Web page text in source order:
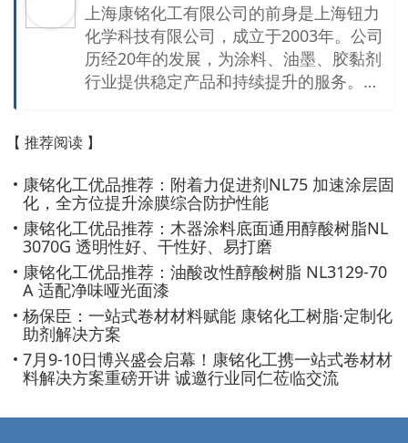
上海康铭化工有限公司的前身是上海钮力
化学科技有限公司，成立于2003年。公司
历经20年的发展，为涂料、油墨、胶黏剂
行业提供稳定产品和持续提升的服务。开
树脂、涂料添加剂的产能，经过多次升级
改造，该工厂已实现智能制造和数字化管
理。 公司产品包括聚酯树脂、醇酸树脂、
环氧树脂、丙烯酸树脂、氨基树脂及封闭
型聚氨酯和涂料添加剂。广泛服务于光伏
材料、卷材涂料、木器漆、工业涂料及油
墨和胶黏剂行业。多年来，公司秉承“卓越
品质、用心服务”的执业理念，与客户一起
面对持续提高的市场需求。公司与上海大
学合作设有高分子材料研发中心，致力于
涂料和新材料方面高分子材料研发，为新
产品解决方案。
【 推荐阅读 】
康铭化工优品推荐：附着力促进剂NL75 加速涂层固
化，全方位提升涂膜综合防护性能
康铭化工优品推荐：木器涂料底面通用醇酸树脂NL
3070G 透明性好、干性好、易打磨
康铭化工优品推荐：油酸改性醇酸树脂 NL3129-70
A 适配净味哑光面漆
杨保臣：一站式卷材材料赋能 康铭化工树脂·定制化
助剂解决方案
7月9-10日博兴盛会启幕！康铭化工携一站式卷材材
料解决方案重磅开讲 诚邀行业同仁莅临交流